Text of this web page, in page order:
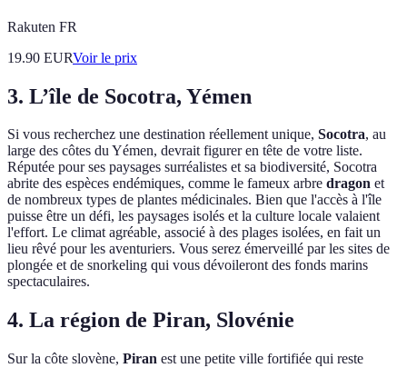
Rakuten FR
19.90 EURVoir le prix
3. L’île de Socotra, Yémen
Si vous recherchez une destination réellement unique, Socotra, au
large des côtes du Yémen, devrait figurer en tête de votre liste.
Réputée pour ses paysages surréalistes et sa biodiversité, Socotra
abrite des espèces endémiques, comme le fameux arbre dragon et
de nombreux types de plantes médicinales. Bien que l'accès à l'île
puisse être un défi, les paysages isolés et la culture locale valaient
l'effort. Le climat agréable, associé à des plages isolées, en fait un
lieu rêvé pour les aventuriers. Vous serez émerveillé par les sites de
plongée et de snorkeling qui vous dévoileront des fonds marins
spectaculaires.
4. La région de Piran, Slovénie
Sur la côte slovène, Piran est une petite ville fortifiée qui reste